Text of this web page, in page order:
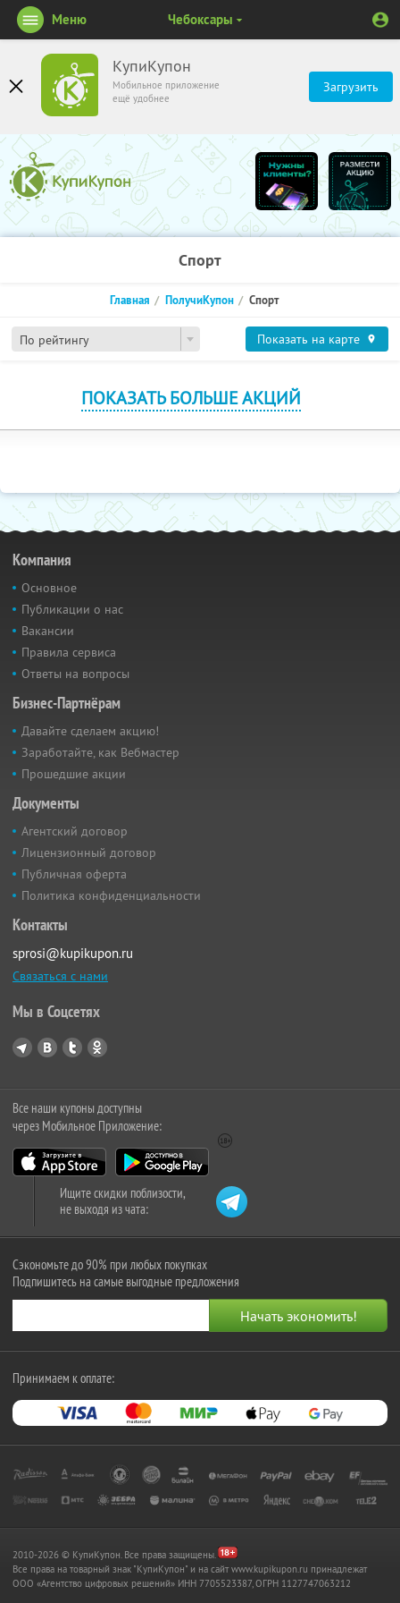
КупиКупон
Мобильное приложение
ещё удобнее
Загрузить
Меню Чебоксары
Спорт
По рейтингу
Главная ПолучиКупон Спорт
Показать на карте
ПОКАЗАТЬ БОЛЬШЕ АКЦИЙ
Компания
Основное
Публикации о нас
Вакансии
Правила сервиса
Ответы на вопросы
Бизнес-Партнёрам
Давайте сделаем акцию!
Заработайте, как Вебмастер
Прошедшие акции
Документы
Агентский договор
Лицензионный договор
Публичная оферта
Политика конфиденциальности
Контакты
sprosi@kupikupon.ru
Связаться с нами
Мы в Соцсетях
Все наши купоны доступны
через Мобильное Приложение:
Ищите скидки поблизости,
не выходя из чата:
Сэкономьте до 90% при любых покупках
Подпишитесь на самые выгодные предложения
Принимаем к оплате:
2010-2026 © КупиКупон. Все права защищены.
Все права на товарный знак "КупиКупон" и на сайт www.kupikupon.ru принадлежат
OOO «Агентство цифровых решений» ИНН 7705523387, ОГРН 1127747063212